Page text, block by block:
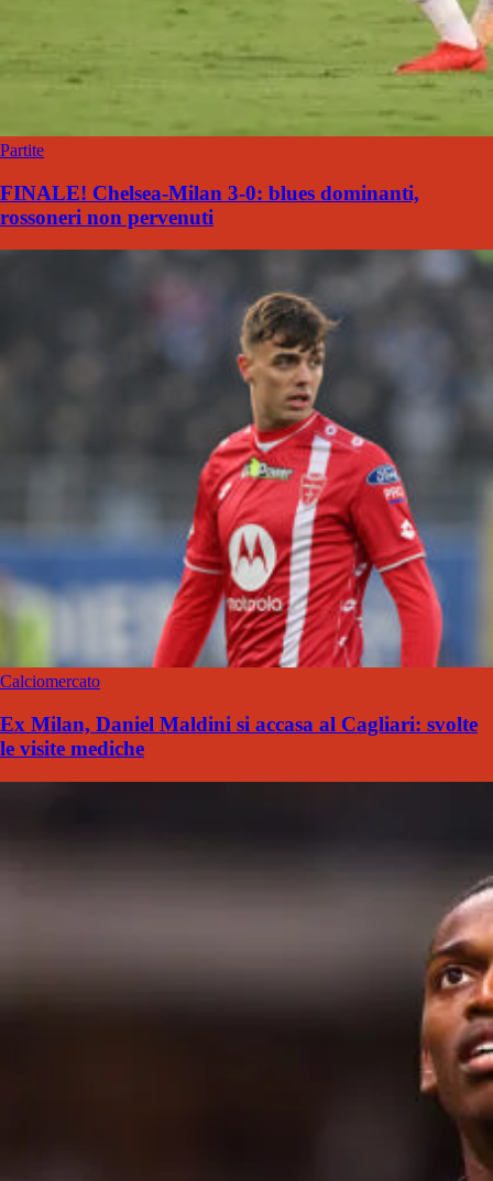
Partite
FINALE! Chelsea-Milan 3-0: blues dominanti,
rossoneri non pervenuti
Calciomercato
Ex Milan, Daniel Maldini si accasa al Cagliari: svolte
le visite mediche